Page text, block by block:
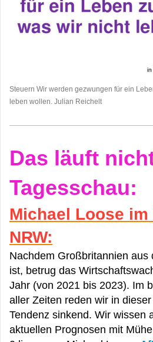
Steuern Wir werden gezwungen für ein
leben wollen. Julian Reichelt
Das läuft
Tagesschau:
Michael Loose
NRW:
Nachdem Großbritannien aus
ist, betrug das
Jahr (von 2021 bis 2023). Im
aller Zeiten reden wir in
Tendenz sinkend. Wir wissen
aktuellen Prognosen mit